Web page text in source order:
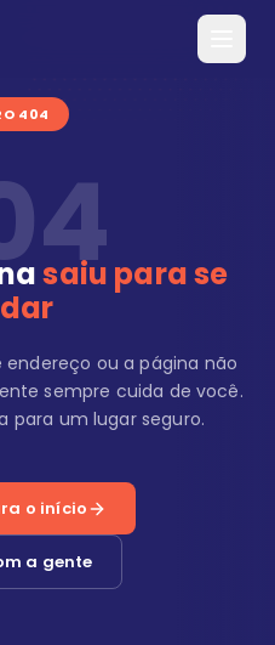
404
saiu para se
ou a página não
sempre cuida de você.
para um lugar seguro.
o início
a gente